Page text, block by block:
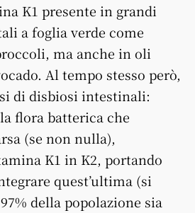
K1 presente in grandi
a foglia verde come
ma anche in oli
Al tempo stesso però,
di disbiosi intestinali:
flora batterica che
(se non nulla),
K1 in K2, portando
quest’ultima (si
della popolazione sia